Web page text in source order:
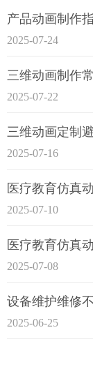
产品动画制作
2025-07-24
2025-07-22
三维动画定制
2025-07-16
2025-07-10
2025-07-08
2025-06-25